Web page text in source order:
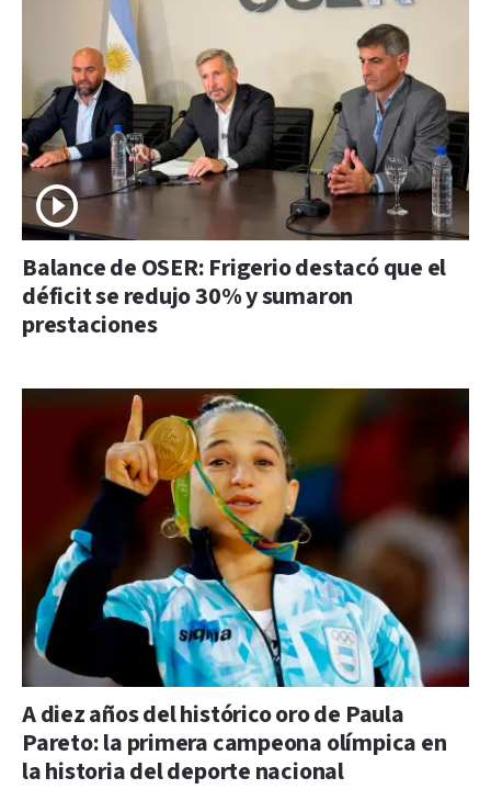
Balance de OSER: Frigerio destacó que el
déficit se redujo 30% y sumaron
prestaciones
A diez años del histórico oro de Paula
Pareto: la primera campeona olímpica en
la historia del deporte nacional